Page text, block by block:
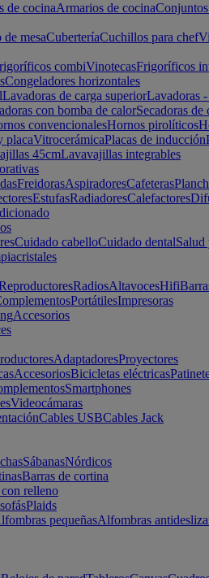
de cocinaArmarios de cocina
mesaCuberteríaCuchillos para chef
combiVinotecasFrigoríficos
Congeladores horizontales
Lavadoras de carga superiorLavadoras
con bomba de calorSecadoras de
convencionalesHornos pirolíticos
placaVitrocerámicaPlacas de inducción
45cmLavavajillas integrables
FreidorasAspiradoresCafeteras
EstufasRadiadoresCalefactores
Cuidado cabelloCuidado dentalSalud
RadiosAltavocesHifi
PortátilesImpresoras
Accesorios
AdaptadoresProyectores
AccesoriosBicicletas eléctricas
Smartphones
Videocámaras
Cables USBCables Jack
SábanasNórdicos
Barras de cortina
relleno
Plaids
pequeñasAlfombras